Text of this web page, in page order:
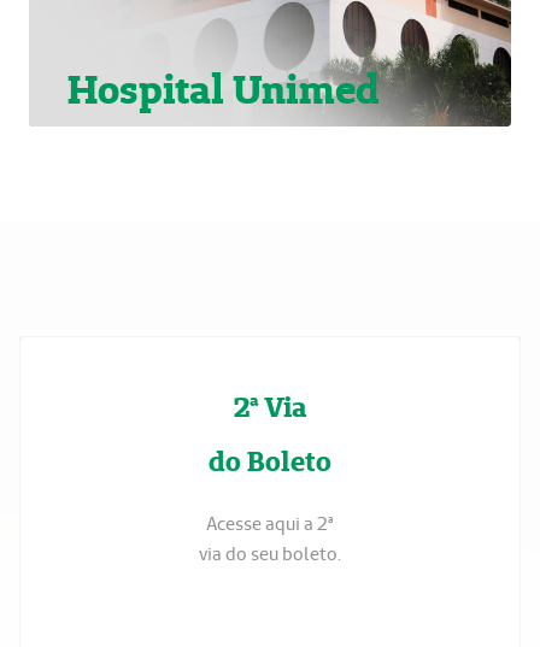
Hospital Unimed
2ª Via
do Boleto
Acesse aqui a 2ª
via do seu boleto.